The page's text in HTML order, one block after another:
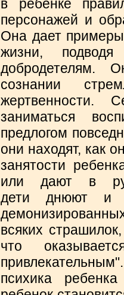
в ребенке
персонажей и
Она дает примеры
жизни,
добродетелям.
сознании
жертвенности.
заниматься
предлогом
они находят, как
занятости
или дают в
дети днюют и
всяких
что
психика